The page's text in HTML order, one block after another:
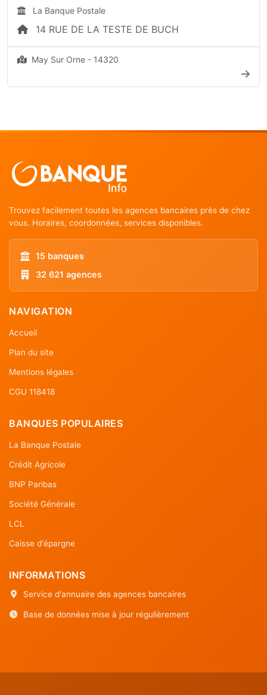
La Banque Postale
14 RUE DE LA TESTE DE BUCH
May Sur Orne - 14320
Trouvez facilement toutes les agences bancaires près de chez
vous. Horaires, coordonnées, services disponibles.
15 banques
32 621 agences
NAVIGATION
Accueil
Plan du site
Mentions légales
CGU 118418
BANQUES POPULAIRES
La Banque Postale
Crédit Agricole
BNP Paribas
Société Générale
LCL
Caisse d'épargne
INFORMATIONS
Service d'annuaire des agences bancaires
Base de données mise à jour régulièrement